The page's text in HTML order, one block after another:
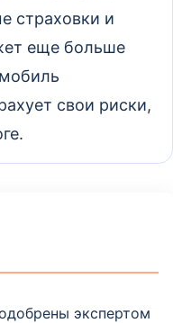
страховки и
еще больше
свои риски,
экспертом